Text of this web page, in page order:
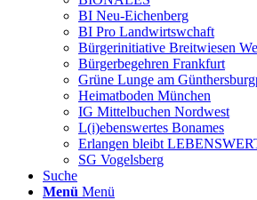
BI Neu-Eichenberg
BI Pro Landwirtswchaft
Bürgerinitiative Breitwiesen
Bürgerbegehren Frankfurt
Grüne Lunge am
Heimatboden München
IG Mittelbuchen Nordwest
L(i)ebenswertes Bonames
Erlangen bleibt
SG Vogelsberg
Suche
Menü Menü